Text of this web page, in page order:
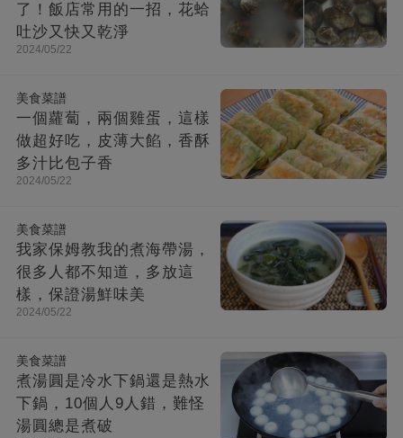
了！飯店常用的一招，花蛤
吐沙又快又乾淨
2024/05/22
美食菜譜
一個蘿蔔，兩個雞蛋，這樣
做超好吃，皮薄大餡，香酥
多汁比包子香
2024/05/22
美食菜譜
我家保姆教我的煮海帶湯，
很多人都不知道，多放這
樣，保證湯鮮味美
2024/05/22
美食菜譜
煮湯圓是冷水下鍋還是熱水
下鍋，10個人9人錯，難怪
湯圓總是煮破